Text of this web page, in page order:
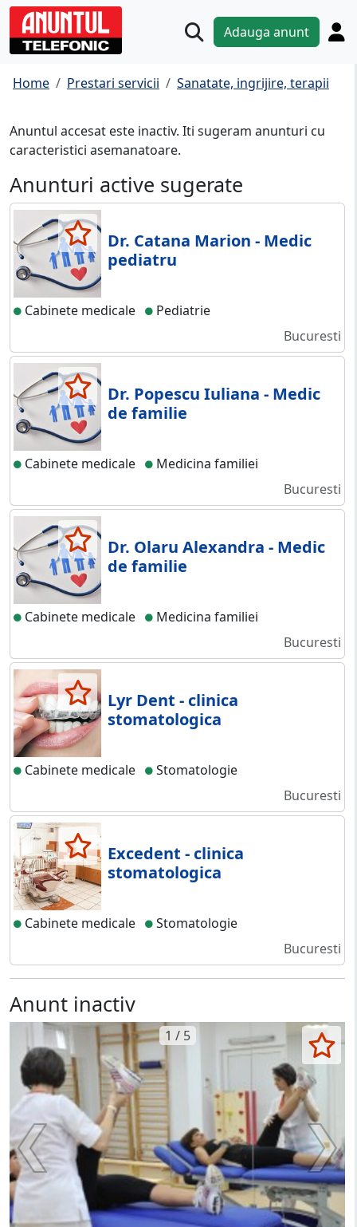
Adauga anunt
Home Prestari servicii Sanatate, ingrijire, terapii
Anuntul accesat este inactiv. Iti sugeram anunturi cu
caracteristici asemanatoare.
Anunturi active sugerate
Dr. Catana Marion - Medic
pediatru
Cabinete medicale
Pediatrie
Bucuresti
Dr. Popescu Iuliana - Medic
de familie
Cabinete medicale
Medicina familiei
Bucuresti
Dr. Olaru Alexandra - Medic
de familie
Cabinete medicale
Medicina familiei
Bucuresti
Lyr Dent - clinica
stomatologica
Cabinete medicale
Stomatologie
Bucuresti
Excedent - clinica
stomatologica
Cabinete medicale
Stomatologie
Bucuresti
Anunt inactiv
1 / 5